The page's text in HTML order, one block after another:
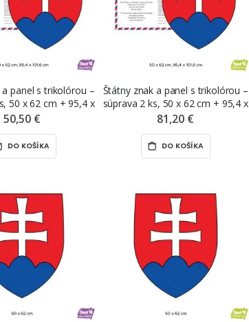
panel s trikolórou –
50 x 62 cm + 95,4 x
nálepka
50,50 €
DO KOŠÍKA
Štátny znak a panel s trikolórou –
súprava 2 ks, 50 x 62 cm + 95,4 x
101,6 cm, premiestniteľná
81,20 €
DO KOŠÍKA